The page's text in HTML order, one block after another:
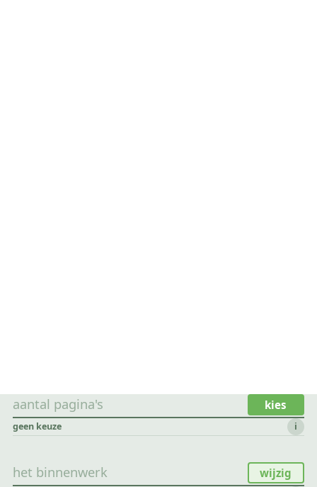
aantal pagina's kies
geen keuze i
het binnenwerk wijzig